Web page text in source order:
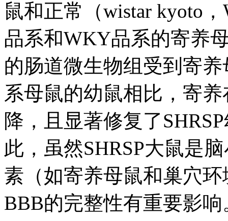
鼠和正常（wistar kyoto
品系和WKY品系的寄养
的肠道微生物组受到寄
系母鼠的幼鼠相比，寄
降，且显著修复了
此，虽然SHRSP大鼠是
素（如寄养母鼠和巢穴
BBB的完整性有重要影响